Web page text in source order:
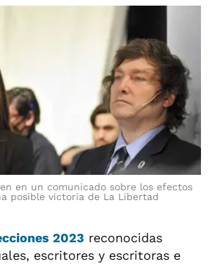
en un comunicado sobre los efectos
posible victoria de La Libertad
2023 reconocidas
escritores y escritoras e